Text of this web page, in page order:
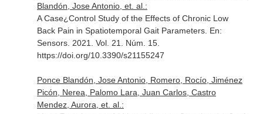
Blandón, Jose Antonio, et. al.:
A Case¿Control Study of the Effects of Chronic Low
Back Pain in Spatiotemporal Gait Parameters. En:
Sensors. 2021. Vol. 21. Núm. 15.
https://doi.org/10.3390/s21155247
Ponce Blandón, Jose Antonio, Romero, Rocío, Jiménez
Picón, Nerea, Palomo Lara, Juan Carlos, Castro
Mendez, Aurora, et. al.: